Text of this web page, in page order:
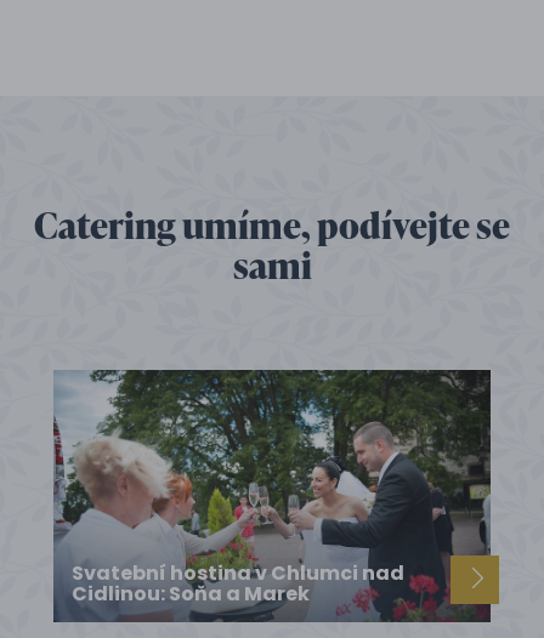
Catering umíme, podívejte se
sami
Svatební hostina v Chlumci nad
Cidlinou: Soňa a Marek